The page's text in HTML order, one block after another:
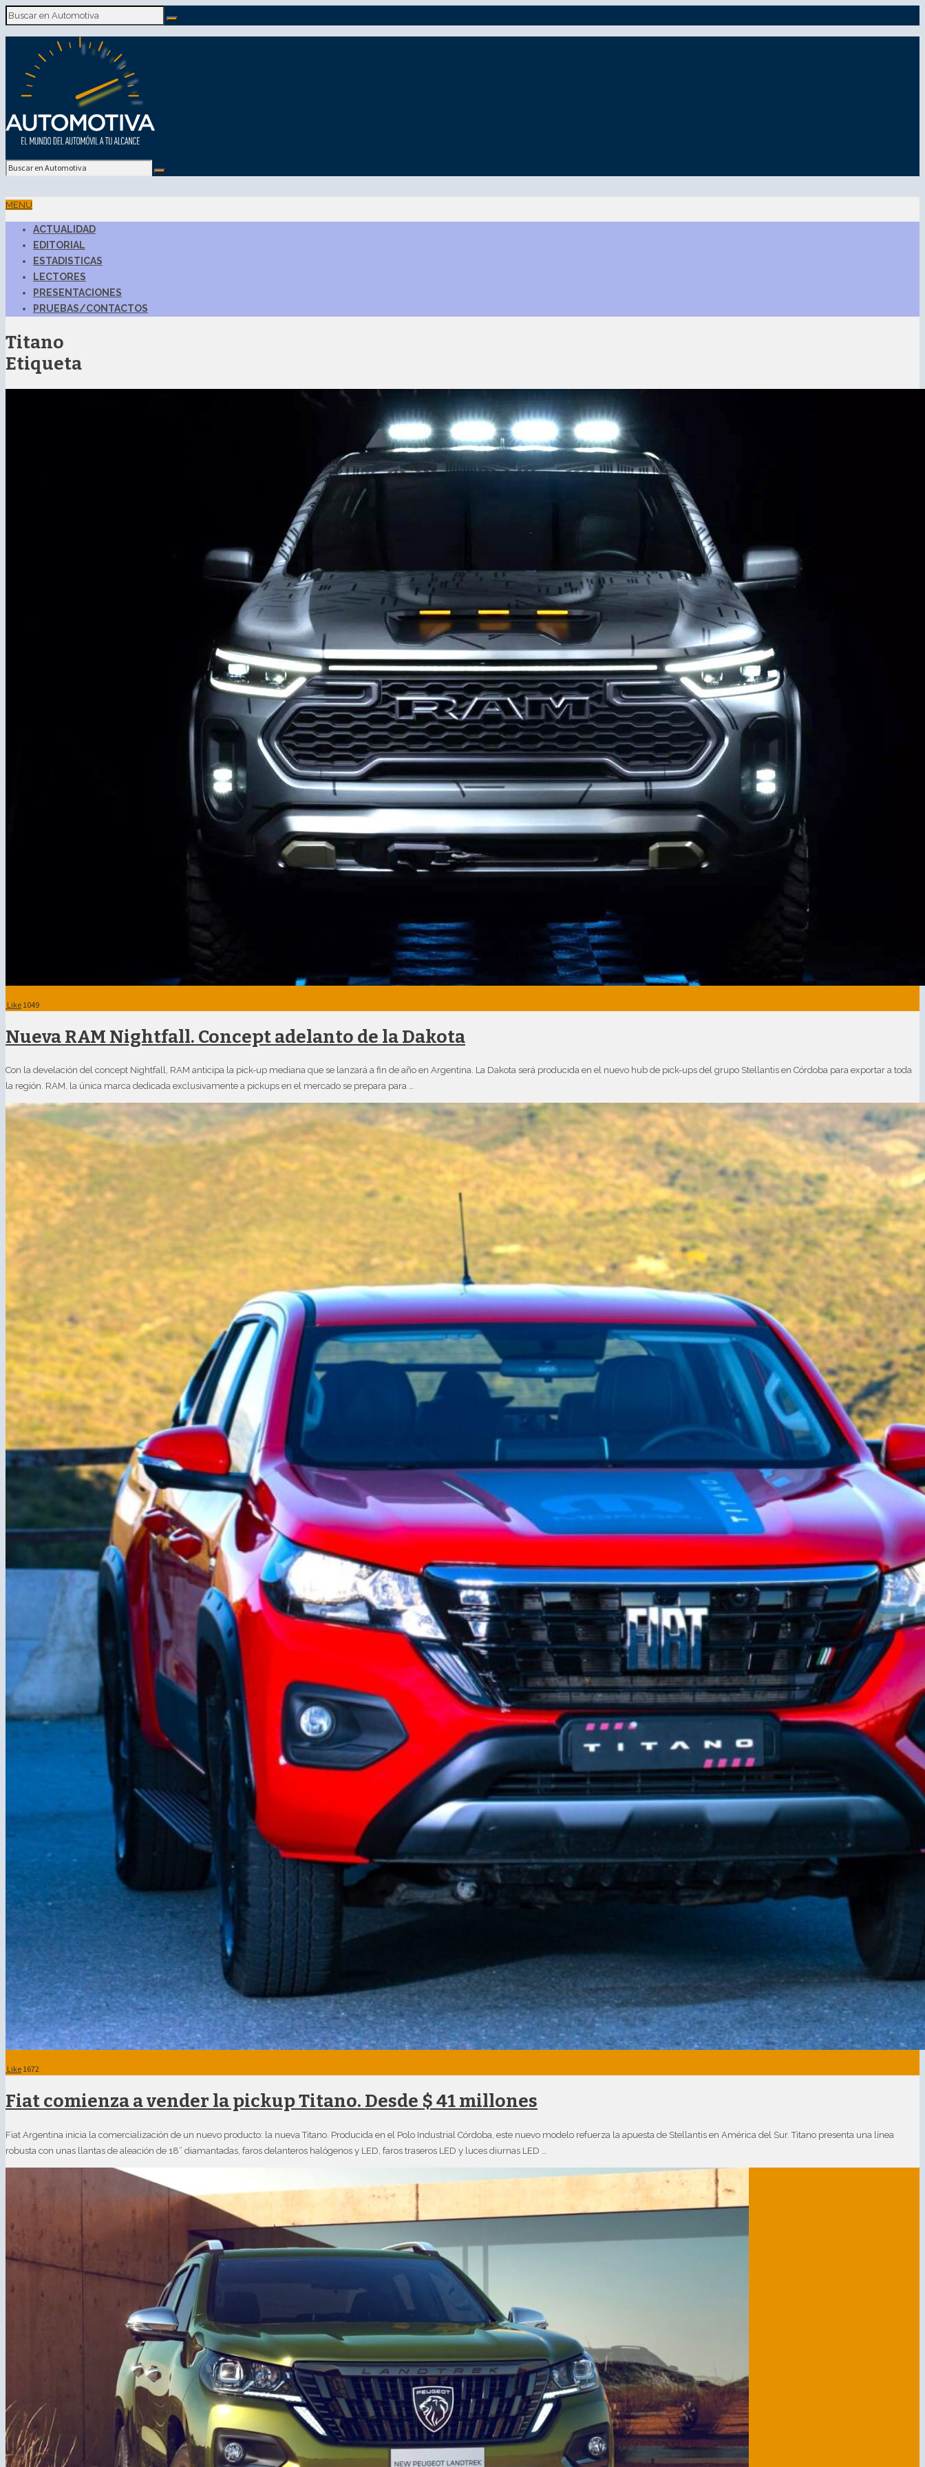
MENU
ACTUALIDAD
EDITORIAL
ESTADISTICAS
LECTORES
PRESENTACIONES
PRUEBAS/CONTACTOS
Titano
Etiqueta
Like 1049
Nueva RAM Nightfall. Concept adelanto de la Dakota
Con la develación del concept Nightfall, RAM anticipa la pick-up mediana que se lanzará a fin de año en Argentina. La Dakota será producida en el nuevo hub de pick-ups del grupo Stellantis en Córdoba para exportar a toda
la región. RAM, la única marca dedicada exclusivamente a pickups en el mercado se prepara para …
Like 1672
Fiat comienza a vender la pickup Titano. Desde $ 41 millones
Fiat Argentina inicia la comercialización de un nuevo producto: la nueva Titano. Producida en el Polo Industrial Córdoba, este nuevo modelo refuerza la apuesta de Stellantis en América del Sur. Titano presenta una línea
robusta con unas llantas de aleación de 18” diamantadas, faros delanteros halógenos y LED, faros traseros LED y luces diurnas LED …